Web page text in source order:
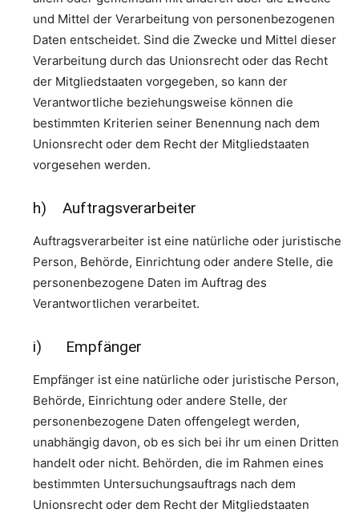
und Mittel der Verarbeitung von personenbezogenen
Daten entscheidet. Sind die Zwecke und Mittel dieser
Verarbeitung durch das Unionsrecht oder das Recht
der Mitgliedstaaten vorgegeben, so kann der
Verantwortliche beziehungsweise können die
bestimmten Kriterien seiner Benennung nach dem
Unionsrecht oder dem Recht der Mitgliedstaaten
vorgesehen werden.
h) Auftragsverarbeiter
Auftragsverarbeiter ist eine natürliche oder juristische
Person, Behörde, Einrichtung oder andere Stelle, die
personenbezogene Daten im Auftrag des
Verantwortlichen verarbeitet.
i) Empfänger
Empfänger ist eine natürliche oder juristische Person,
Behörde, Einrichtung oder andere Stelle, der
personenbezogene Daten offengelegt werden,
unabhängig davon, ob es sich bei ihr um einen Dritten
handelt oder nicht. Behörden, die im Rahmen eines
bestimmten Untersuchungsauftrags nach dem
Unionsrecht oder dem Recht der Mitgliedstaaten